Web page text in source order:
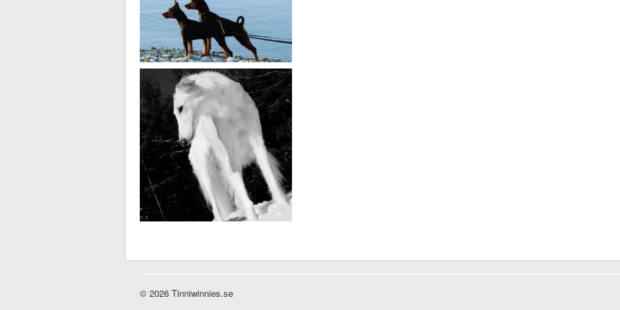
© 2026 Tinniwinnies.se